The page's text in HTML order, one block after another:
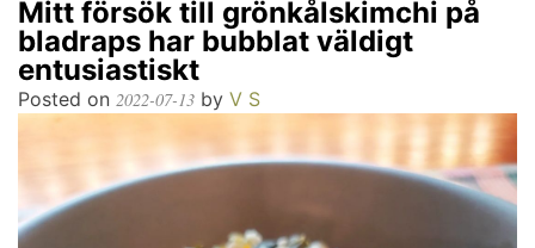
Mitt försök till grönkålskimchi på
bladraps har bubblat väldigt
entusiastiskt
Posted on 2022-07-13 by V S